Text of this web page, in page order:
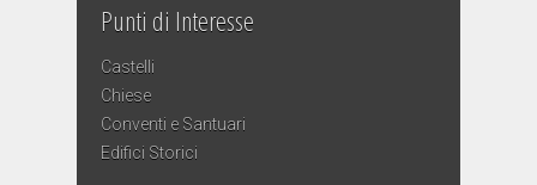
Punti di Interesse
Castelli
Chiese
Conventi e Santuari
Edifici Storici